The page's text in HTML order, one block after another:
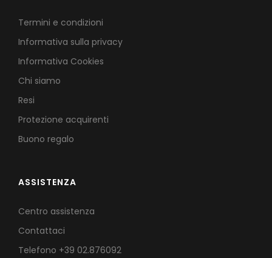
Termini e condizioni
Informativa sulla privacy
Informativa Cookies
Chi siamo
Resi
Protezione acquirenti
Buono regalo
ASSISTENZA
Centro assistenza
Contattaci
Telefono +39 02.876092